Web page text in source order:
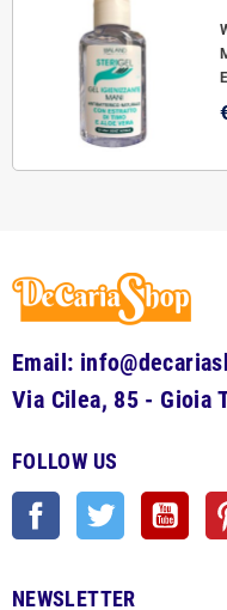
Email:
Via Cilea, 85 - Gioia
FOLLOW US
Facebook Twitter
NEWSLETTER